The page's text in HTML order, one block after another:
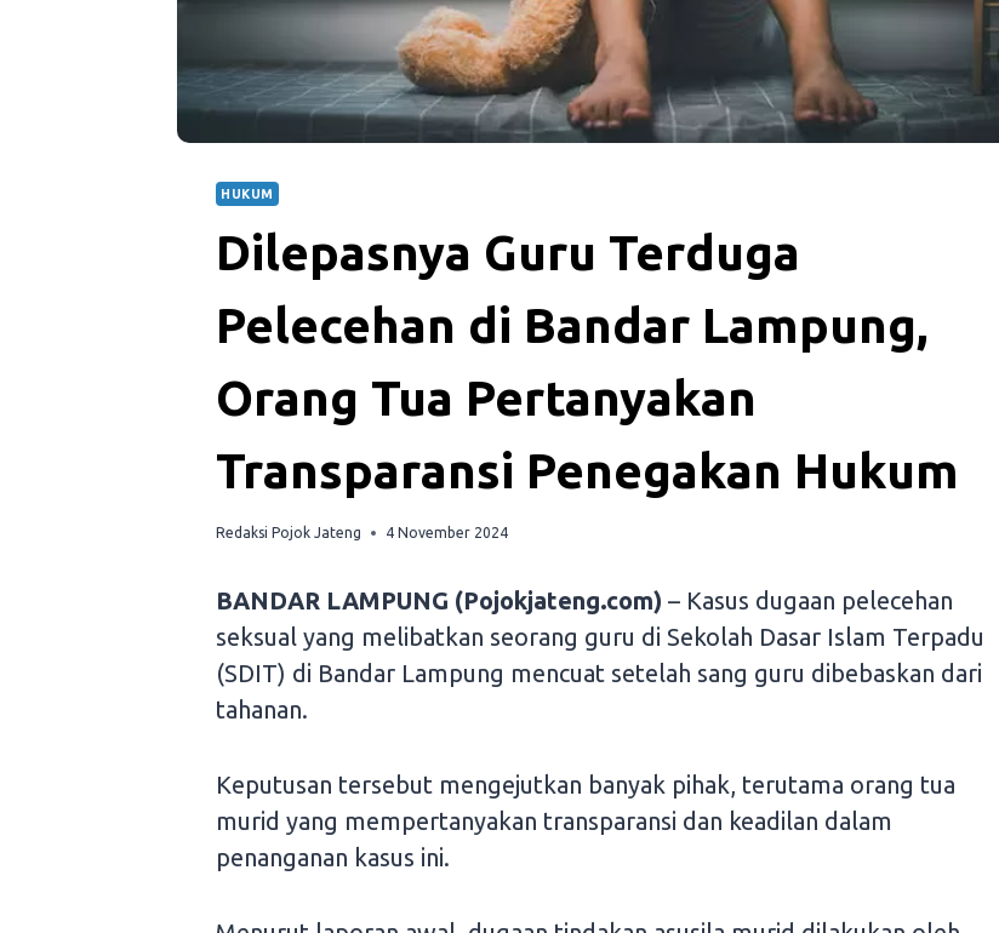
HUKUM
Dilepasnya Guru Terduga
Pelecehan di Bandar Lampung,
Orang Tua Pertanyakan
Transparansi Penegakan Hukum
Redaksi Pojok Jateng 4 November 2024
BANDAR LAMPUNG (Pojokjateng.com) – Kasus dugaan pelecehan
seksual yang melibatkan seorang guru di Sekolah Dasar Islam Terpadu
(SDIT) di Bandar Lampung mencuat setelah sang guru dibebaskan dari
tahanan.
Keputusan tersebut mengejutkan banyak pihak, terutama orang tua
murid yang mempertanyakan transparansi dan keadilan dalam
penanganan kasus ini.